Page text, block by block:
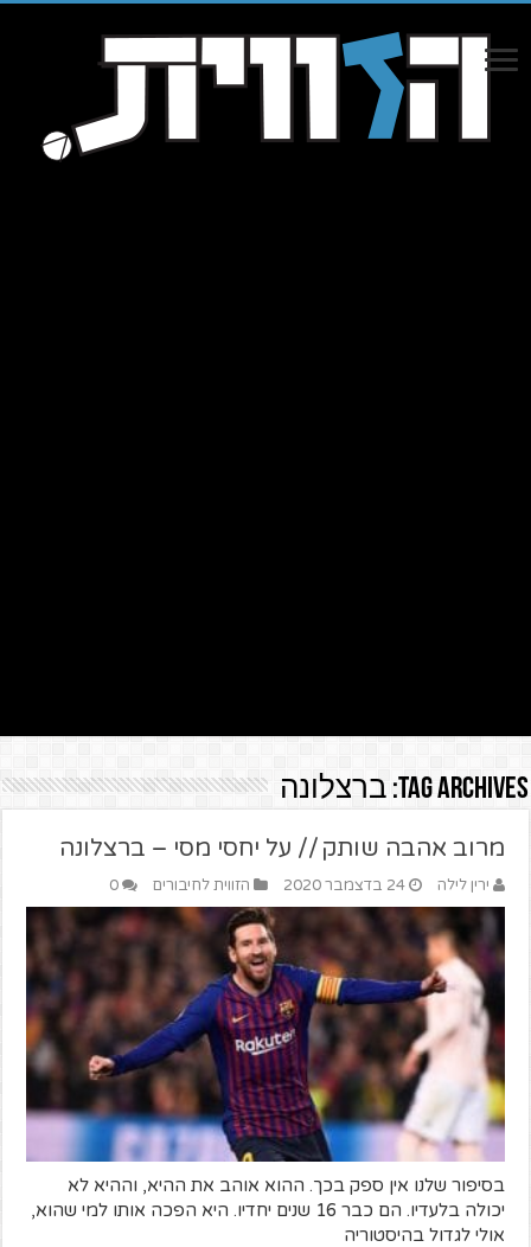
Tag Archives: ברצלונה
מרוב אהבה שותק // על יחסי מסי – ברצלונה
ירין לילה 24 בדצמבר 2020 הזווית לחיבורים 0
בסיפור שלנו אין ספק בכך. ההוא אוהב את ההיא, וההיא לא
יכולה בלעדיו. הם כבר 16 שנים יחדיו. היא הפכה אותו למי שהוא,
אולי לגדול בהיסטוריה